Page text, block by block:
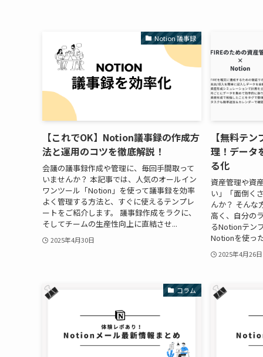
Notion 議事録
【これでOK】Notion議事録の作成方
法と運用のコツを徹底解説！
会議の議事録作成や管理に、毎回手間取って
いませんか？ 本記事では、人気のオールイン
ワンツール「Notion」を使って議事録を効率
よく管理する方法と、すぐに使えるテンプレ
ートをご紹介します。 議事録作成をラクに、
そしてチームの生産性向上に直結させ...
2025年4月30日
【無料テ
理！データ
る化
資産管理や資
い」「面倒く
んか？ そんな
高く、自分の
るNotionテン
Notionを使っ
2025年4月26日
コラム